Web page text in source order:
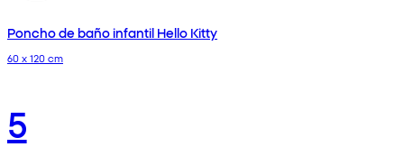
Poncho de baño infantil Hello Kitty
60 x 120 cm
5